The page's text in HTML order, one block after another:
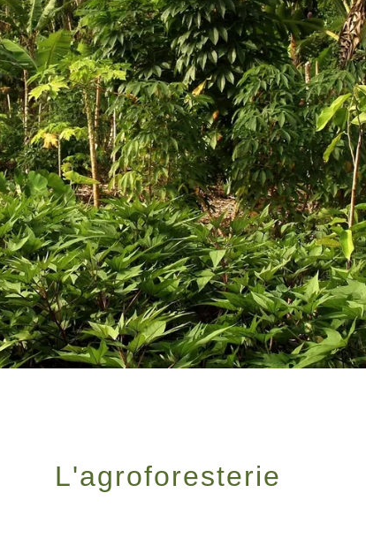
L'agroforesterie